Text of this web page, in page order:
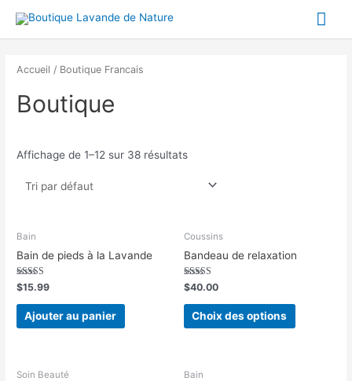
contenu
Accueil / Boutique Francais
Boutique
Affichage de 1–12 sur 38 résultats
Bain
Bain de pieds à la Lavande
Note
5.00
sur 5
$15.99
Ajouter au panier
Coussins
Bandeau de relaxation
Note
5.00
sur 5
$40.00
Choix des options
Soin Beauté Bain